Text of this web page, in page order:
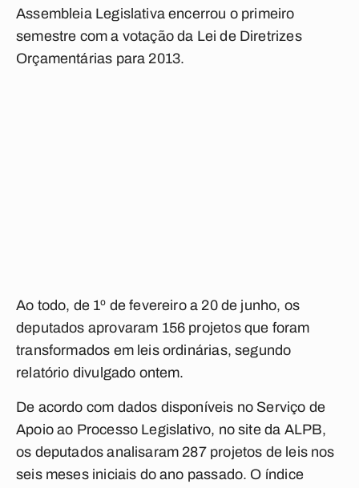
Assembleia Legislativa encerrou o primeiro
semestre com a votação da Lei de Diretrizes
Orçamentárias para 2013.
Ao todo, de 1º de fevereiro a 20 de junho, os
deputados aprovaram 156 projetos que foram
transformados em leis ordinárias, segundo
relatório divulgado ontem.
De acordo com dados disponíveis no Serviço de
Apoio ao Processo Legislativo, no site da ALPB,
os deputados analisaram 287 projetos de leis nos
seis meses iniciais do ano passado. O índice